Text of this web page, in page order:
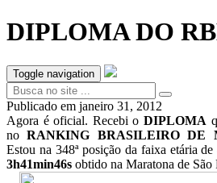
DIPLOMA DO
Toggle navigation
Publicado em janeiro 31, 2012
Agora é oficial. Recebi o DIPLOMA
noRANKING BRASILEIRO DE
Estou na 348ª posição da faixa etária
3h41min46s obtido na Maratona de